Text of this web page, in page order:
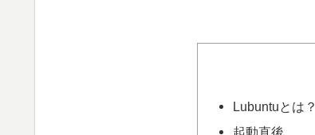
Lubuntuとは？
起動直後